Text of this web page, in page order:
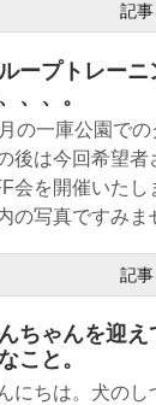
記
ープトレーニ
、、。
の一庫公園で
後は今回希望者
会を開催いたし
の写真ですみま
記
ちゃんを迎
こと。
にちは。犬の